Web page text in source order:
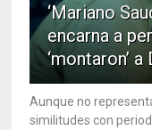
‘Mariano
encarna a
‘montaron’
Aunque no
similitudes con